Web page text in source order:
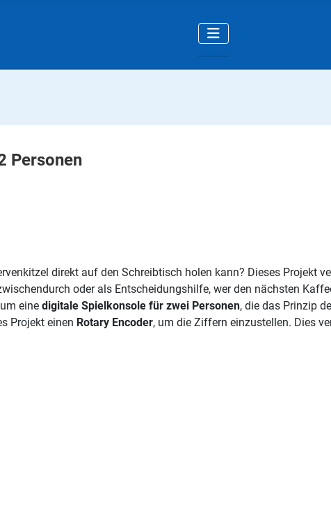
Personen
direkt auf den Schreibtisch holen kann? Dieses Projekt
oder als Entscheidungshilfe, wer den nächsten
eine digitale Spielkonsole für zwei Personen, die das Prinzip
Projekt einen Rotary Encoder, um die Ziffern einzustellen. Dies